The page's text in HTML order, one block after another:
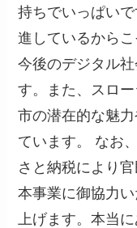
持ちでいっぱい
進しているから
今後のデジタル
す。また、スロ
市の潜在的な魅
ています。 なお
さと納税により
本事業に御協力
上げます。本当